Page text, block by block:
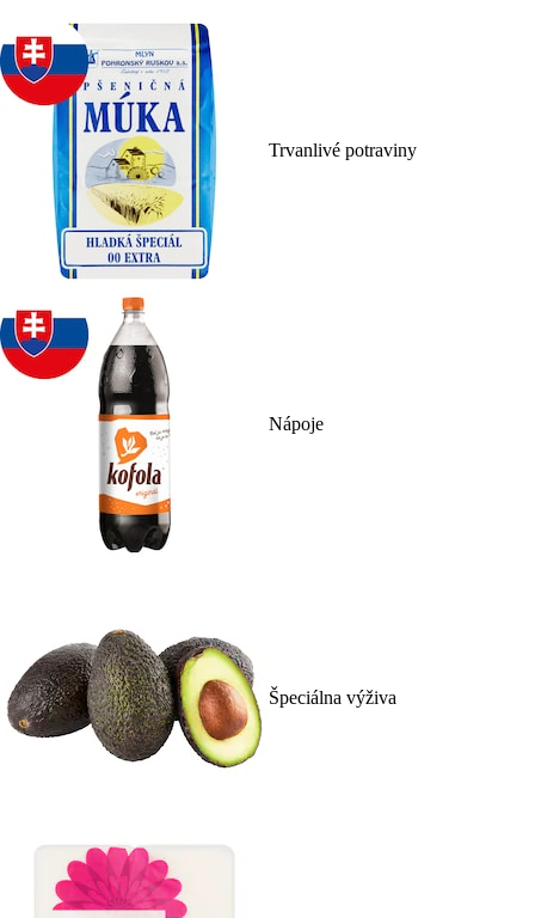
Trvanlivé potraviny
Nápoje
Špeciálna výživa